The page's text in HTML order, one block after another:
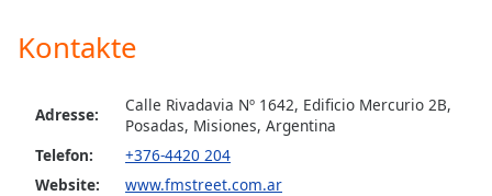
Opacity
Area
Background
Kontakte
Adresse:
Calle Rivadavia Nº 1642, Edificio Mercurio 2B,
Posadas, Misiones, Argentina
Telefon:
+376-4420 204
Website:
www.fmstreet.com.ar